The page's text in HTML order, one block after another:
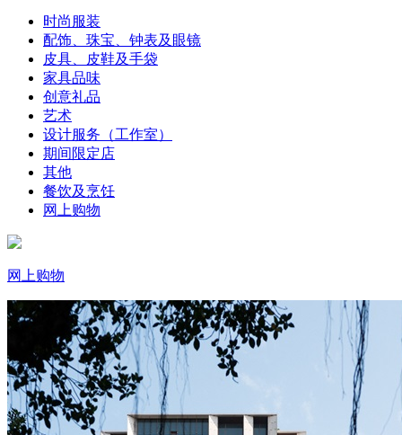
时尚服装
配饰、珠宝、钟表及眼镜
皮具、皮鞋及手袋
家具品味
创意礼品
艺术
设计服务（工作室）
期间限定店
其他
餐饮及烹饪
网上购物
网上购物